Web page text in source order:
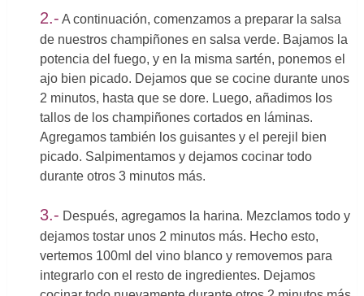
2.- A continuación, comenzamos a preparar la salsa
de nuestros champiñones en salsa verde. Bajamos la
potencia del fuego, y en la misma sartén, ponemos el
ajo bien picado. Dejamos que se cocine durante unos
2 minutos, hasta que se dore. Luego, añadimos los
tallos de los champiñones cortados en láminas.
Agregamos también los guisantes y el perejil bien
picado. Salpimentamos y dejamos cocinar todo
durante otros 3 minutos más.
3.- Después, agregamos la harina. Mezclamos todo y
dejamos tostar unos 2 minutos más. Hecho esto,
vertemos 100ml del vino blanco y removemos para
integrarlo con el resto de ingredientes. Dejamos